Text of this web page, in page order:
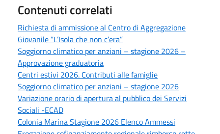
Contenuti correlati
Richiesta di ammissione al Centro di Aggregazione
Giovanile “L’Isola che non c’era”
Soggiorno climatico per anziani – stagione 2026 –
Approvazione graduatoria
Centri estivi 2026. Contributi alle famiglie
Soggiorno climatico per anziani – stagione 2026
Variazione orario di apertura al pubblico dei Servizi
Sociali -ECAD
Colonia Marina Stagione 2026 Elenco Ammessi